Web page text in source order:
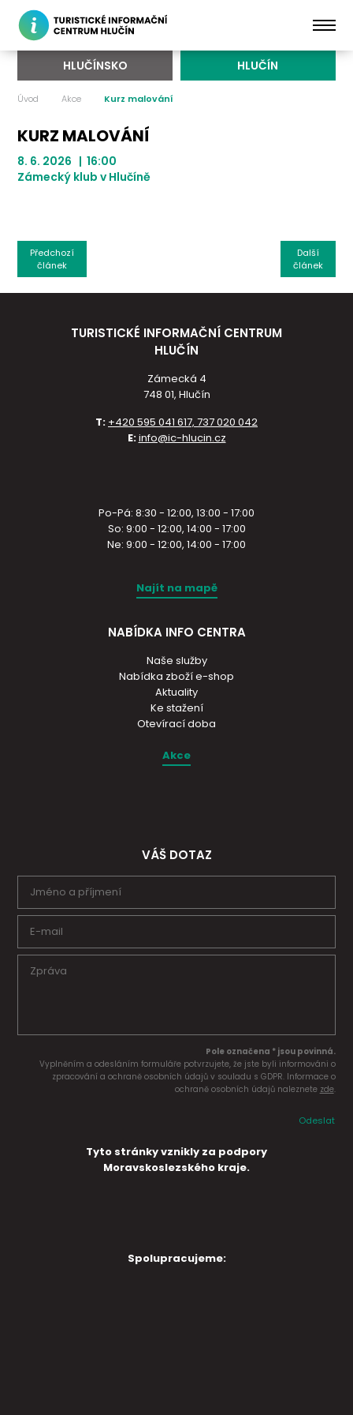
HLUČÍNSKO HLUČÍN
Úvod Akce Kurz malování
KURZ MALOVÁNÍ
8. 6. 2026 | 16:00
Zámecký klub v Hlučíně
Další
článek
Předchozí
článek
TURISTICKÉ INFORMAČNÍ CENTRUM
HLUČÍN
Zámecká 4
748 01, Hlučín
T: +420 595 041 617, 737 020 042
E:info@ic-hlucin.cz
Po-Pá: 8:30 - 12:00, 13:00 - 17:00
So: 9:00 - 12:00, 14:00 - 17:00
Ne: 9:00 - 12:00, 14:00 - 17:00
Najít na mapě
NABÍDKA INFO CENTRA
Naše služby
Nabídka zboží e-shop
Aktuality
Ke stažení
Otevírací doba
Akce
VÁŠ DOTAZ
Pole označena * jsou povinná.
Vyplněním a odesláním formuláře potvrzujete, že jste byli informováni o
zpracování a ochraně osobních údajů v souladu s GDPR. Informace o
ochraně osobních údajů naleznete zde.
Odeslat
Tyto stránky vznikly za podpory
Moravskoslezského kraje.
Spolupracujeme: